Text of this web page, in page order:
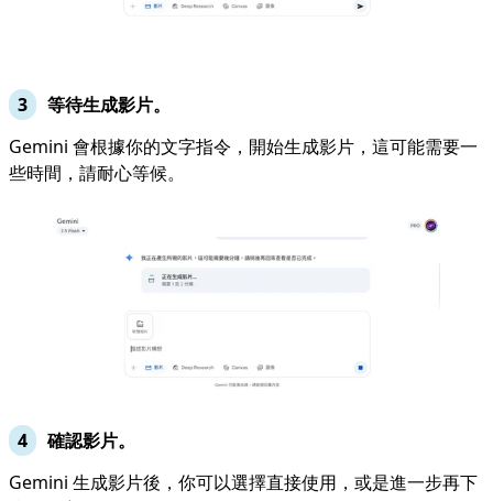
等待生成影片。
Gemini 會根據你的文字指令，開始生成影片，這可能需要一
些時間，請耐心等候。
確認影片。
Gemini 生成影片後，你可以選擇直接使用，或是進一步再下